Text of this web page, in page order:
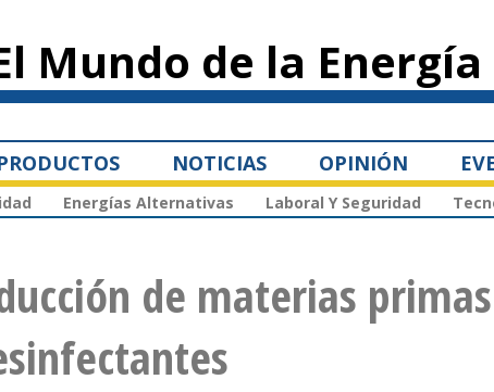
principal
Mundo de la Energía
NOTICIAS OPINIÓN
Energías Alternativas Laboral Y Seguridad
de materias primas